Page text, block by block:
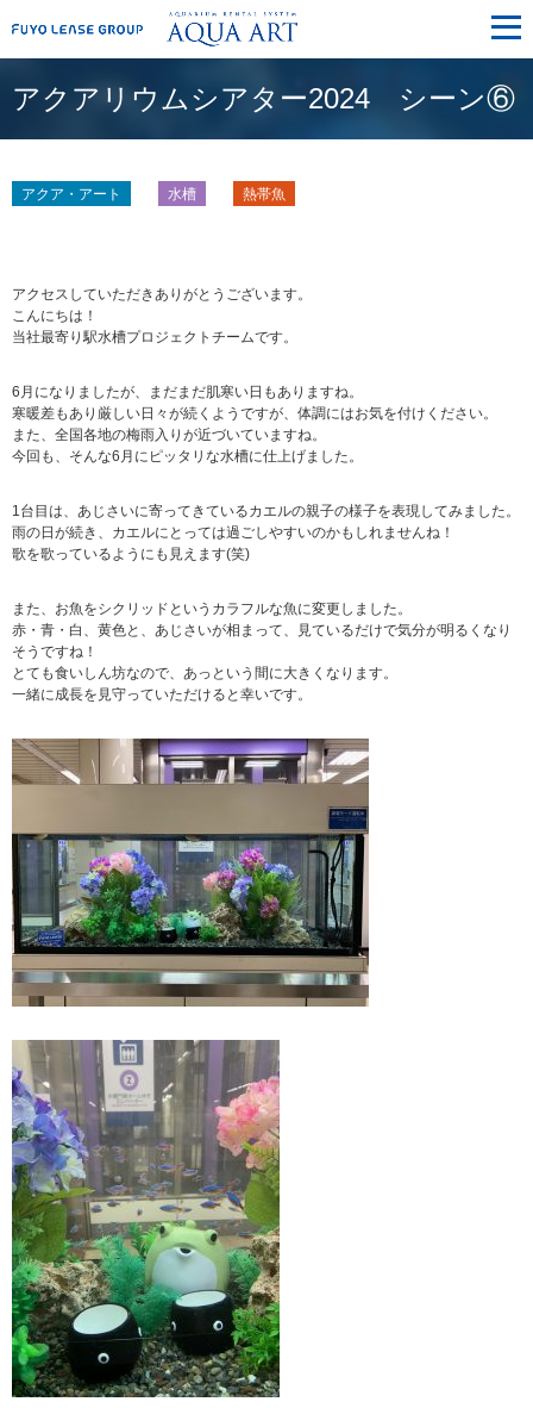
メ
ニ
ュ
ー
アクアリウムシアター2024 シーン⑥
アクア・アート 水槽 熱帯魚
アクセスしていただきありがとうございます。
こんにちは！
当社最寄り駅水槽プロジェクトチームです。
6月になりましたが、まだまだ肌寒い日もありますね。
寒暖差もあり厳しい日々が続くようですが、体調にはお気を付けください。
また、全国各地の梅雨入りが近づいていますね。
今回も、そんな6月にピッタリな水槽に仕上げました。
1台目は、あじさいに寄ってきているカエルの親子の様子を表現してみました。
雨の日が続き、カエルにとっては過ごしやすいのかもしれませんね！
歌を歌っているようにも見えます(笑)
また、お魚をシクリッドというカラフルな魚に変更しました。
赤・青・白、黄色と、あじさいが相まって、見ているだけで気分が明るくなり
そうですね！
とても食いしん坊なので、あっという間に大きくなります。
一緒に成長を見守っていただけると幸いです。